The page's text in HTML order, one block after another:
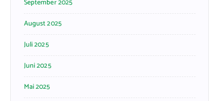
September 2025
August 2025
Juli 2025
Juni 2025
Mai 2025